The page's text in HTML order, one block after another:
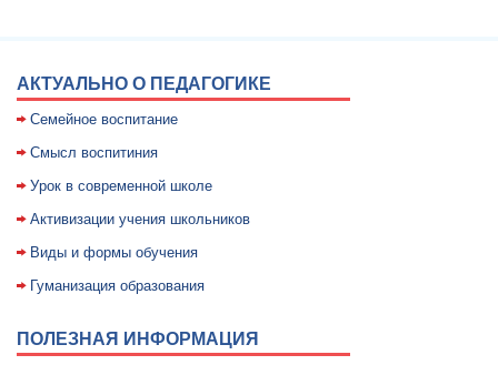
АКТУАЛЬНО О ПЕДАГОГИКЕ
Семейное воспитание
Смысл воспитиния
Уpок в совpеменной школе
Активизации учения школьников
Виды и формы обучения
Гуманизация образования
ПОЛЕЗНАЯ ИНФОРМАЦИЯ